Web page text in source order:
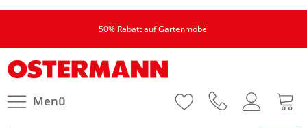
50% Rabatt auf Gartenmöbel
Menü